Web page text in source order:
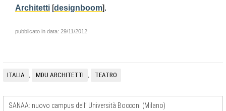
Architetti [designboom].
pubblicato in data: 29/11/2012
ITALIA , MDU ARCHITETTI , TEATRO
SANAA: nuovo campus dell’ Università Bocconi (Milano)